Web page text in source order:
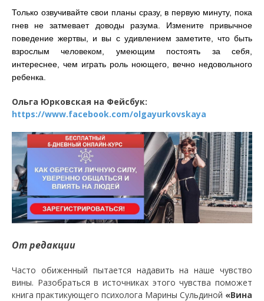
Только озвучивайте свои планы сразу, в первую минуту, пока
гнев не затмевает доводы разума. Измените привычное
поведение жертвы, и вы с удивлением заметите, что быть
взрослым человеком, умеющим постоять за себя,
интереснее, чем играть роль ноющего, вечно недовольного
ребенка.
Ольга Юрковская на Фейсбук:
https://www.facebook.com/olgayurkovskaya
От редакции
Часто обиженный пытается надавить на наше чувство
вины. Разобраться в источниках этого чувства поможет
книга практикующего психолога Марины Сульдиной «Вина